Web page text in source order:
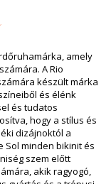
nem
M (7899810319784),
szerint
amely
A Rio
készült márka
és élénk
és tudatos
hogy a stílus és
dizájnoktól a
Sol minden bikinit és
szem előtt
akik ragyogó,